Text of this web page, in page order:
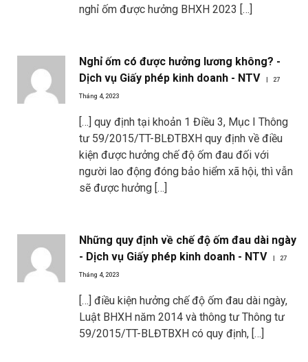
nghỉ ốm được hưởng BHXH 2023 […]
Nghỉ ốm có được hưởng lương không? -
Dịch vụ Giấy phép kinh doanh - NTV
27
Tháng 4, 2023
[…] quy định tại khoản 1 Điều 3, Mục I Thông
tư 59/2015/TT-BLĐTBXH quy định về điều
kiện được hưởng chế độ ốm đau đối với
người lao động đóng bảo hiểm xã hội, thì vẫn
sẽ được hưởng […]
Những quy định về chế độ ốm đau dài ngày
- Dịch vụ Giấy phép kinh doanh - NTV
27
Tháng 4, 2023
[…] điều kiện hưởng chế độ ốm đau dài ngày,
Luật BHXH năm 2014 và thông tư Thông tư
59/2015/TT-BLĐTBXH có quy định, […]